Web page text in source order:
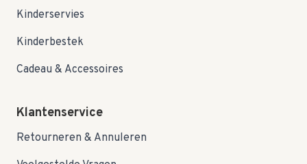
Kinderservies
Kinderbestek
Cadeau & Accessoires
Klantenservice
Retourneren & Annuleren